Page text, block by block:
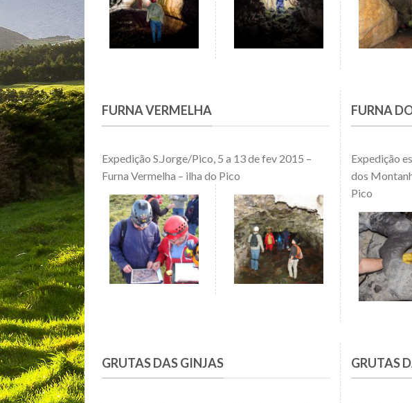
FURNA VERMELHA
Expedição S.Jorge/Pico, 5 a 13 de fev 2015 –
Furna Vermelha – ilha do Pico
FURNA
Expedição
dos
Pico
GRUTAS DAS GINJAS GRUTAS